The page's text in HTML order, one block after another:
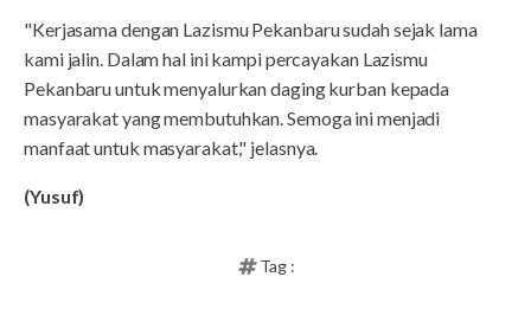
"Kerjasama dengan Lazismu Pekanbaru sudah sejak lama
kami jalin. Dalam hal ini kampi percayakan Lazismu
Pekanbaru untuk menyalurkan daging kurban kepada
masyarakat yang membutuhkan. Semoga ini menjadi
manfaat untuk masyarakat," jelasnya.
(Yusuf)
Tag :